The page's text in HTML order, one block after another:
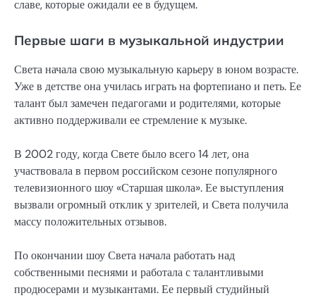
славе, которые ожидали ее в будущем.
Первые шаги в музыкальной индустрии
Света начала свою музыкальную карьеру в юном возрасте.
Уже в детстве она училась играть на фортепиано и петь. Ее
талант был замечен педагогами и родителями, которые
активно поддерживали ее стремление к музыке.
В 2002 году, когда Свете было всего 14 лет, она
участвовала в первом российском сезоне популярного
телевизионного шоу «Старшая школа». Ее выступления
вызвали огромный отклик у зрителей, и Света получила
массу положительных отзывов.
По окончании шоу Света начала работать над
собственными песнями и работала с талантливыми
продюсерами и музыкантами. Ее первый студийный